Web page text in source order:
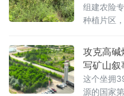
动
组建农险
种植片区
行动，将
前主动防
地头，工作
攻克高碱
写矿山叙
能转型驶
这个坐拥
源的国家